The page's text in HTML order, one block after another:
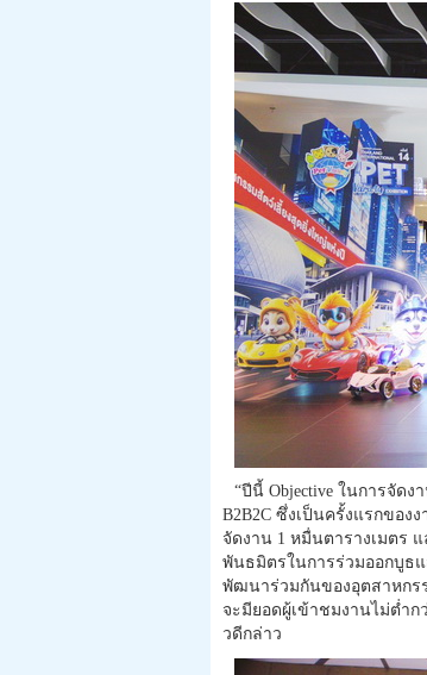
“ปีนี้ Objective ในการจัด
B2B2C ซึ่งเป็นครั้งแรกของง
จัดงาน 1 หมื่นตารางเมตร แ
พันธมิตรในการร่วมออกบูธ
พัฒนาร่วมกันของอุตสาหกร
จะมียอดผู้เข้าชมงานไม่ต่ำ
วดีกล่าว